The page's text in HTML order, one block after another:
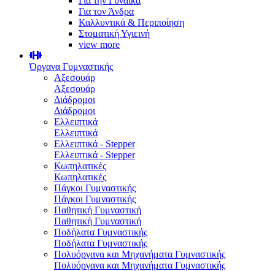
Για τον Άνδρα
Καλλυντικά & Περιποίηση
Στοματική Υγιεινή
view more
Όργανα Γυμναστικής
Αξεσουάρ
Αξεσουάρ
Διάδρομοι
Διάδρομοι
Ελλειπτικά
Ελλειπτικά
Ελλειπτικά - Stepper
Ελλειπτικά - Stepper
Κωπηλατικές
Κωπηλατικές
Πάγκοι Γυμναστικής
Πάγκοι Γυμναστικής
Παθητική Γυμναστική
Παθητική Γυμναστική
Ποδήλατα Γυμναστικής
Ποδήλατα Γυμναστικής
Πολυόργανα και Μηχανήματα Γυμναστικής
Πολυόργανα και Μηχανήματα Γυμναστικής